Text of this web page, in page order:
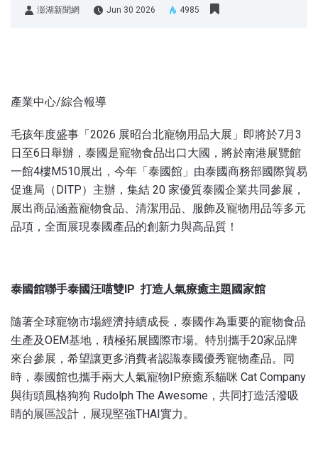
澎湖新聞網 Jun 30 2026 4985
產業中心/綜合報導
毛孩年度盛事「2026 展昭台北寵物用品大展」即將於7月3
日至6日舉辦，泰國是寵物食品出口大國，將於南港展覽館
一館4樓M510展出，今年「泰國館」由泰國商務部國際貿易
促進局（DITP）主辦，集結 20 家優質泰國企業共同參展，
展出商品涵蓋寵物食品、清潔用品、服飾及寵物用品等多元
品項，全面展現泰國產品的創新力與高品質！
泰國館聯手泰國汪喵雙IP 打造人氣療癒主題國家館
隨著全球寵物市場經濟持續成長，泰國作為重要的寵物食品
生產及OEM基地，積極拓展國際市場。特別攜手20家品牌
來台參展，希望讓更多消費者認識泰國優秀寵物產品。同
時，泰國館也攜手兩大人氣寵物IP療癒系貓咪 Cat Company
與街頭風格狗狗 Rudolph The Awesome，共同打造活潑吸
睛的展區設計，展現堅強THAI實力。